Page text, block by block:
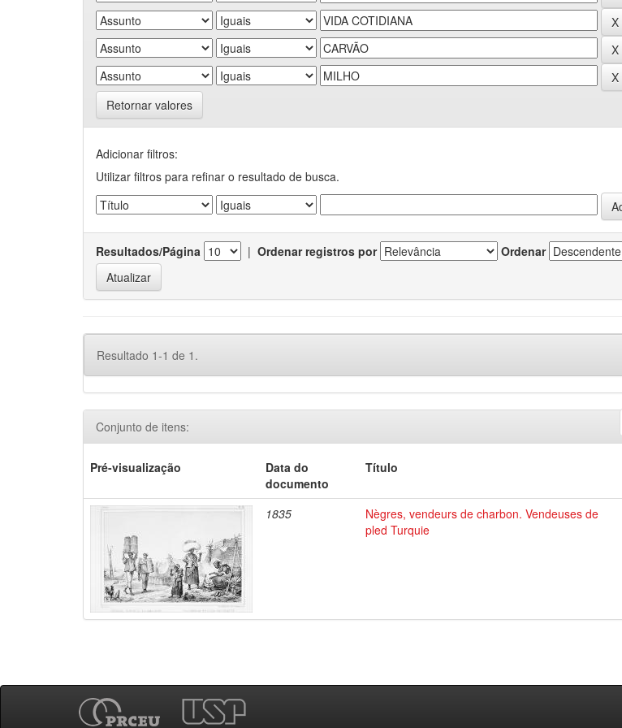
Retornar valores
Adicionar filtros:
Utilizar filtros para refinar o resultado de busca.
Resultados/Página | Ordenar registros por Ordenar
Resultado 1-1 de 1.
Conjunto de itens:
Pré-visualização
Data do
documento
Título
1835
Nègres, vendeurs de charbon. Vendeuses de
pled Turquie